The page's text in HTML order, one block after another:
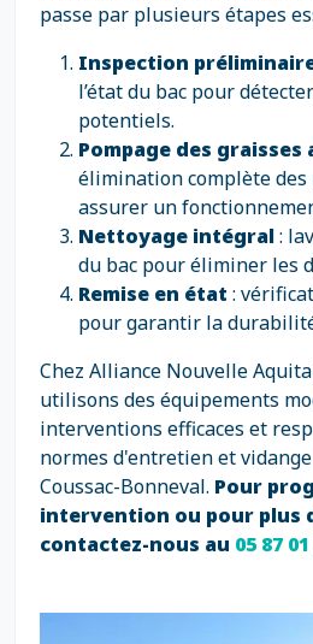
passe par plusieurs étapes
Inspection
l’état du bac pour
potentiels.
Pompage des graisses
élimination complète
assurer un
Nettoyage intégral:
du bac pour éliminer les
Remise en état :
pour garantir la
Chez Alliance Nouvelle
utilisons des équipements
interventions efficaces et
normes d'entretien et
Coussac-Bonneval. Pour
intervention ou pour plus
contactez-nous au 05 87